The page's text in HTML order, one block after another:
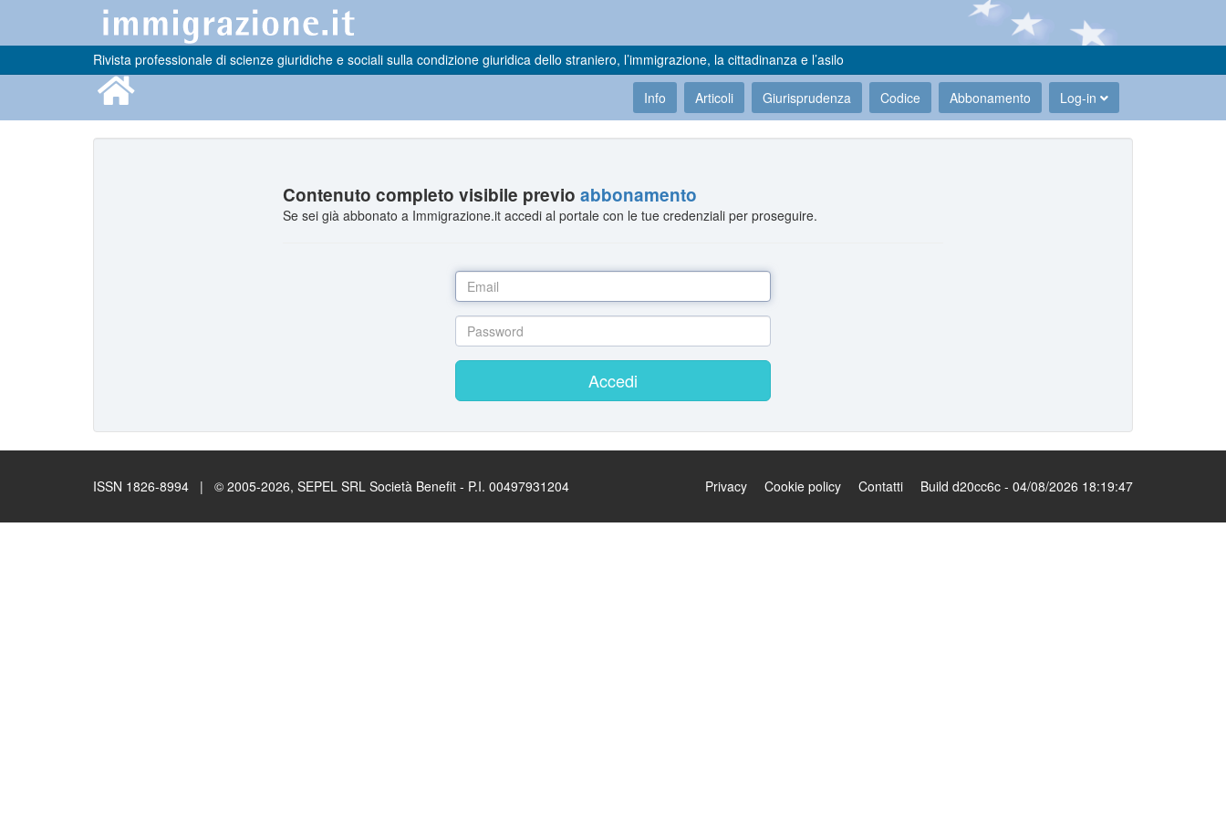
Rivista professionale di scienze giuridiche e sociali sulla condizione giuridica dello straniero, l’immigrazione, la cittadinanza e l’asilo
Info Articoli Giurisprudenza Codice Abbonamento Log-in
Contenuto completo visibile previoabbonamento
Se sei già abbonato a Immigrazione.it accedi al portale con le tue credenziali per proseguire.
Accedi
ISSN 1826-8994 | © 2005-2026, SEPEL SRL Società Benefit - P.I. 00497931204 Privacy Cookie policy Contatti Build d20cc6c - 04/08/2026 18:19:47